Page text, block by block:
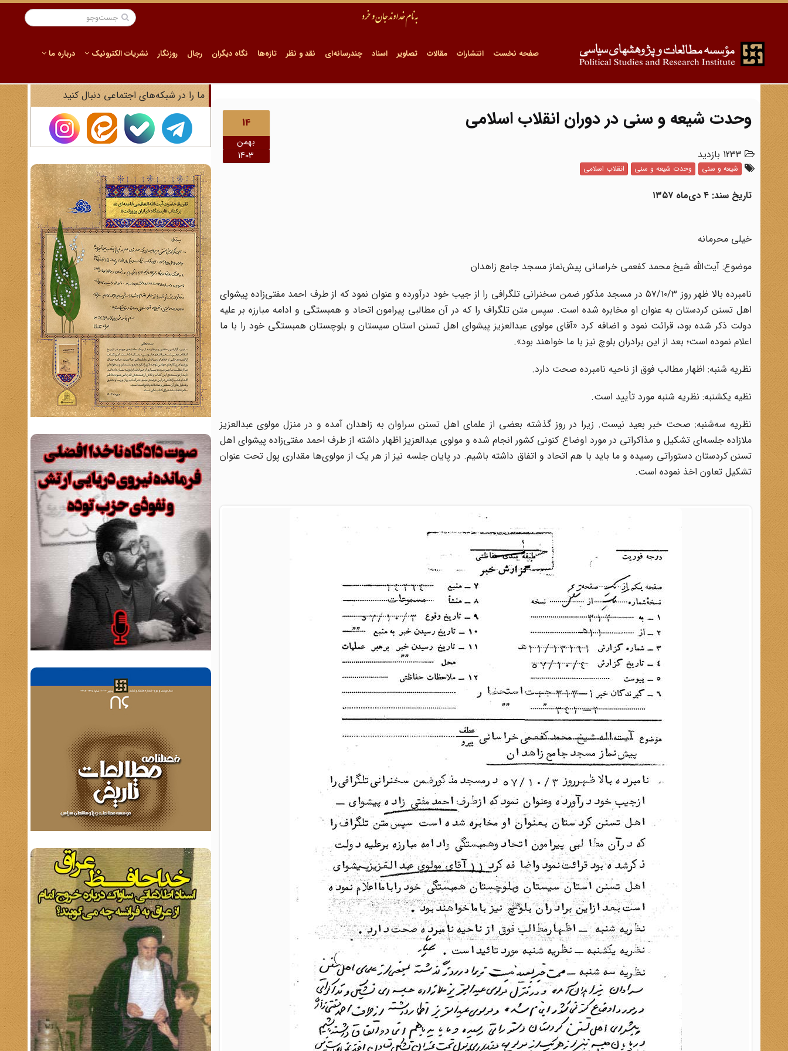
صفحه نخست انتشارات مقالات تصاویر اسناد چندرسانه‌ای نقد و نظر تازه‌ها نگاه دیگران رجال روزنگار نشریات الکترونیک درباره ما
14
بهمن
1403
وحدت شیعه و سنی در دوران انقلاب اسلامی
شیعه و سنی وحدت شیعه و سنی انقلاب اسلامی
تاریخ سند: ۴ دی‌ماه ۱۳۵۷
خیلی محرمانه
موضوع: آیت‌الله شیخ محمد کفعمی خراسانی پیش‌نماز مسجد جامع زاهدان
نامبرده بالا ظهر روز ۵۷/۱۰/۳ در مسجد مذکور ضمن سخنرانی تلگرافی را از جیب خود درآورده و عنوان نمود که از طرف احمد مفتی‌زاده پیشوای
اهل تسنن کردستان به عنوان او مخابره شده است. سپس متن تلگراف را که در آن مطالبی پیرامون اتحاد و همبستگی و ادامه مبارزه بر علیه
دولت ذکر شده بود، قرائت نمود و اضافه کرد «آقای مولوی عبدالعزیز پیشوای اهل تسنن استان سیستان و بلوچستان همبستگی خود را با ما
اعلام نموده است؛ بعد از این برادران بلوچ نیز با ما خواهند بود».
نظریه شنبه: اظهار مطالب فوق از ناحیه نامبرده صحت دارد.
نظیه یکشنبه: نظریه شنبه مورد تأیید است.
نظریه سه‌شنبه: صحت خبر بعید نیست. زیرا در روز گذشته بعضی از علمای اهل تسنن سراوان به زاهدان آمده و در منزل مولوی عبدالعزیز
ملازاده جلسه‌ای تشکیل و مذاکراتی در مورد اوضاع کنونی کشور انجام شده و مولوی عبدالعزیز اظهار داشته از طرف احمد مفتی‌زاده پیشوای اهل
تسنن کردستان دستوراتی رسیده و ما باید با هم اتحاد و اتفاق داشته باشیم. در پایان جلسه نیز از هر یک از مولوی‌ها مقداری پول تحت عنوان
تشکیل تعاون اخذ نموده است.
ما را در شبکه‌های اجتماعی دنبال کنید